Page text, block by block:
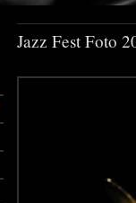
Jazz Fest Foto